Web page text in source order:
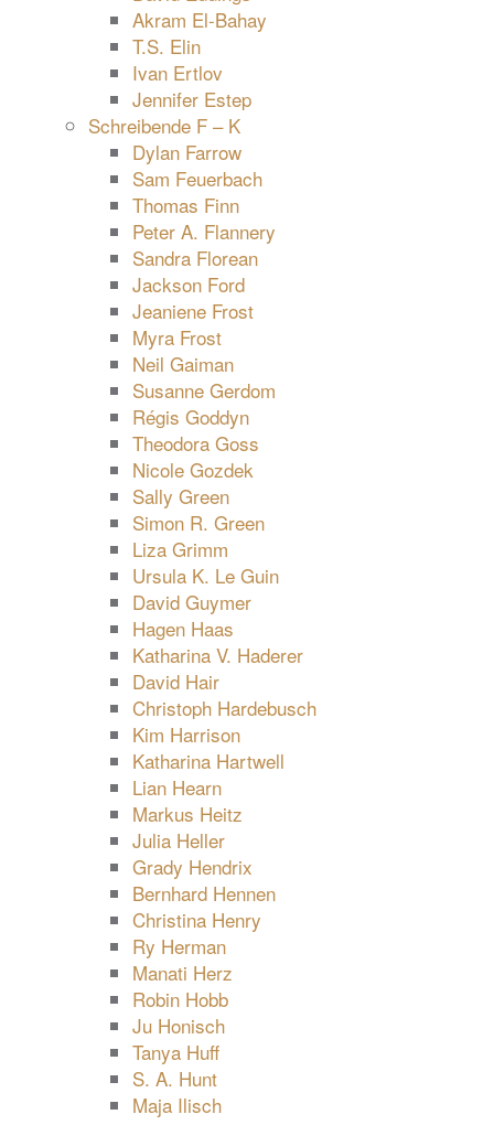
Akram El-Bahay
T.S. Elin
Ivan Ertlov
Jennifer Estep
Schreibende F – K
Dylan Farrow
Sam Feuerbach
Thomas Finn
Peter A. Flannery
Sandra Florean
Jackson Ford
Jeaniene Frost
Myra Frost
Neil Gaiman
Susanne Gerdom
Régis Goddyn
Theodora Goss
Nicole Gozdek
Sally Green
Simon R. Green
Liza Grimm
Ursula K. Le Guin
David Guymer
Hagen Haas
Katharina V. Haderer
David Hair
Christoph Hardebusch
Kim Harrison
Katharina Hartwell
Lian Hearn
Markus Heitz
Julia Heller
Grady Hendrix
Bernhard Hennen
Christina Henry
Ry Herman
Manati Herz
Robin Hobb
Ju Honisch
Tanya Huff
S. A. Hunt
Maja Ilisch